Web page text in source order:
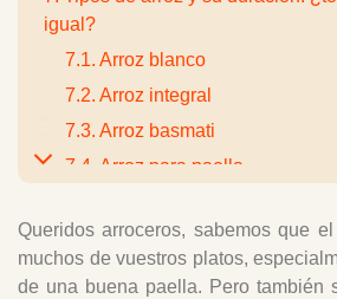
igual?
7.1. Arroz blanco
7.2. Arroz integral
7.3. Arroz basmati
7.4. Arroz para paella
mismo año?
9. ¿Cuándo suele ser el tiempo de
en España?
Queridos arroceros, sabemos que
muchos de vuestros platos,
de una buena paella. Pero también